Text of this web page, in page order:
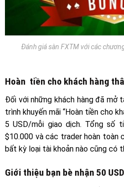
Đánh giá sàn FXTM với các
Hoàn tiền cho khách hàng
Đối với những khách hàng đã mở
trình khuyến mãi “Hoàn tiền cho
5 USD/mỗi giao dịch. Tổng số
$10.000 và các trader hoàn toàn
bất kỳ loại tài khoản nào cũng có
Giới thiệu bạn bè nhận 50 USD